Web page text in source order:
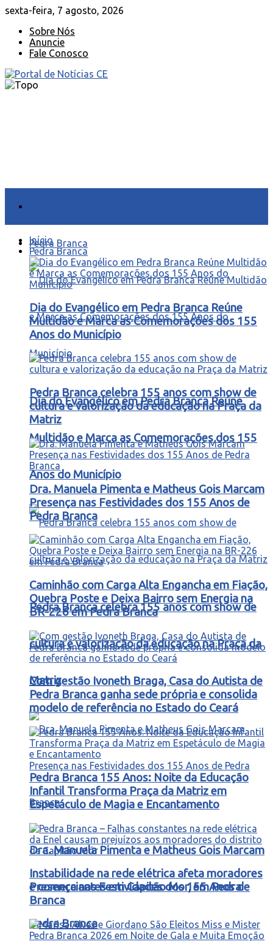
sexta-feira, 7 agosto, 2026
Sobre Nós
Anuncie
Fale Conosco
Pedra Branca
Dia do Evangélico em Pedra Branca Reúne
Multidão e Marca as Comemorações dos 155
Anos do Município
Pedra Branca celebra 155 anos com show de
cultura e valorização da educação na Praça da
Matriz
Dra. Manuela Pimenta e Matheus Gois Marcam
Presença nas Festividades dos 155 Anos de
Pedra Branca
Início
Pedra Branca
Dia do Evangélico em Pedra Branca Reúne
Multidão e Marca as Comemorações dos 155
Anos do Município
Pedra Branca celebra 155 anos com show de
cultura e valorização da educação na Praça da
Matriz
Dra. Manuela Pimenta e Matheus Gois Marcam
Presença nas Festividades dos 155 Anos de
Pedra Branca
Caminhão com Carga Alta Engancha em Fiação,
Quebra Poste e Deixa Bairro sem Energia na
BR-226 em Pedra Branca
Com gestão Ivoneth Braga, Casa do Autista de
Pedra Branca ganha sede própria e consolida
modelo de referência no Estado do Ceará
Pedra Branca 155 Anos: Noite da Educação
Infantil Transforma Praça da Matriz em
Espetáculo de Magia e Encantamento
Instabilidade na rede elétrica afeta moradores
e comerciantes em Capitão Mor, em Pedra
Branca